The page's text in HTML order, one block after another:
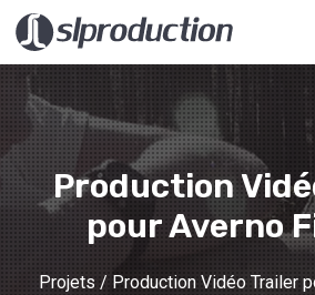
Production
pour Averno
Projets / Production Vidéo Trailer